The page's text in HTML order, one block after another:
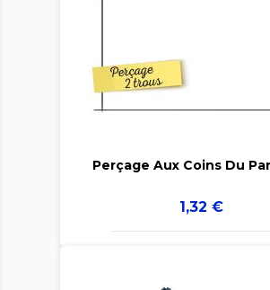
Perçage Aux Coins Du
Prix
1,32 €